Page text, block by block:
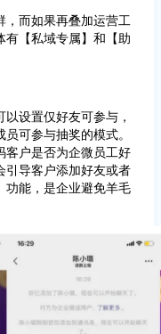
，而如果再叠加运营工
有【私域专属】和【助
设置仅好友可参与，
员可参与抽奖的模式。
客户是否为企微员工好
引导客户添加好友或者
功能，是企业避免羊毛